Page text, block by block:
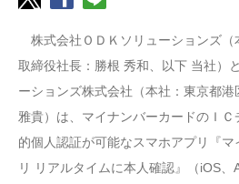
株式会社ＯＤＫソリューションズ（
取締役社長：勝根 秀和、以下 当社）
ーションズ株式会社（本社：東京都港
雅貴）は、マイナンバーカードのＩ
的個人認証が可能なスマホアプリ『
リ リアルタイムに本人確認』（iOS